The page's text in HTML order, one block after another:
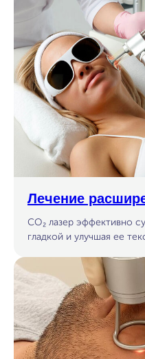
Лечение
CO₂ лазер эффективно
гладкой и улучшая ее